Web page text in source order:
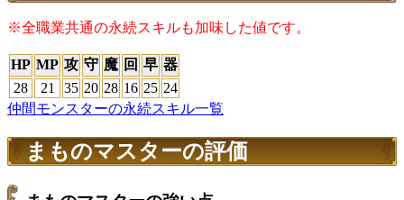
※全職業共通の永続スキルも加味した値です。
HP MP 攻 守 魔 回 早 器
28
21 35 20 28 16 25 24
仲間モンスターの永続スキル一覧
まものマスターの評価